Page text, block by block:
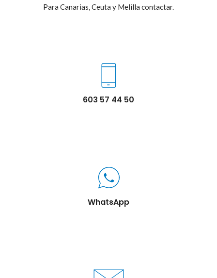
Para Canarias, Ceuta y Melilla contactar.
603 57 44 50
WhatsApp